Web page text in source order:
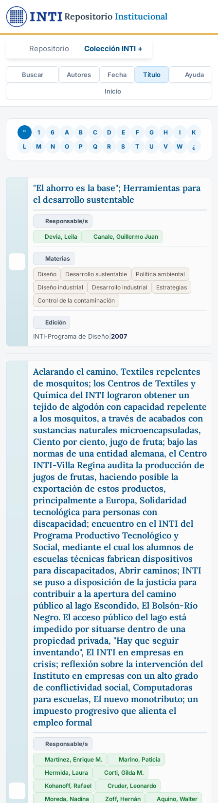
Repositorio Institucional
Repositorio Colección INTI +
Buscar Autores Fecha Título Ayuda
Inicio
" 1 6 A B C D E F G H I
K
L
M N O P Q R S T U V W ¿
"El ahorro es la base"; Herramientas para
el desarrollo sustentable
Responsable/s
Devia, Leila Canale, Guillermo Juan
Materias
Diseño Desarrollo sustentable
Política ambiental
Diseño industrial
Desarrollo industrial
Estrategias
Control de la contaminación
Edición
INTI-Programa de Diseño 2007
Aclarando el camino, Textiles repelentes
de mosquitos; los Centros de Textiles y
Química del INTI lograron obtener un
tejido de algodón con capacidad repelente
a los mosquitos, a través de acabados con
sustancias naturales microencapsuladas,
Ciento por ciento, jugo de fruta; bajo las
normas de una entidad alemana, el Centro
INTI-Villa Regina audita la producción de
jugos de frutas, haciendo posible la
exportación de estos productos,
principalmente a Europa, Solidaridad
tecnológica para personas con
discapacidad; encuentro en el INTI del
Programa Productivo Tecnológico y
Social, mediante el cual los alumnos de
escuelas técnicas fabrican dispositivos
para discapacitados, Abrir caminos; INTI
se puso a disposición de la justicia para
contribuir a la apertura del camino
público al lago Escondido, El Bolsón-Río
Negro. El acceso público del lago está
impedido por situarse dentro de una
propiedad privada, "Hay que seguir
inventando", El INTI en empresas en
crisis; reflexión sobre la intervención del
Instituto en empresas con un alto grado
de conflictividad social, Computadoras
para escuelas, El nuevo monotributo; un
impuesto progresivo que alienta el
empleo formal
Responsable/s
Martínez, Enrique M.
Marino, Paticia
Hermida, Laura
Corti, Gilda M.
Kohanoff, Rafael
Cruder, Leonardo
Moreda, Nadina
Zoff, Hernán
Aquino, Walter